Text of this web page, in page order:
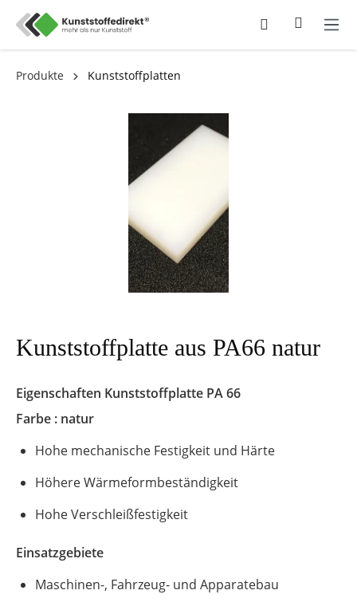
Produkte Kunststoffplatten
Kunststoffplatte aus PA66 natur
Eigenschaften Kunststoffplatte PA 66
Farbe : natur
Hohe mechanische Festigkeit und Härte
Höhere Wärmeformbeständigkeit
Hohe Verschleißfestigkeit
Einsatzgebiete
Maschinen-, Fahrzeug- und Apparatebau